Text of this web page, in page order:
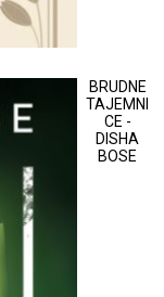
BRUDNE
TAJEMNI
CE -
DISHA
BOSE